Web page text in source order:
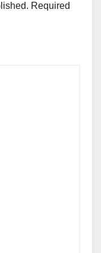
Required